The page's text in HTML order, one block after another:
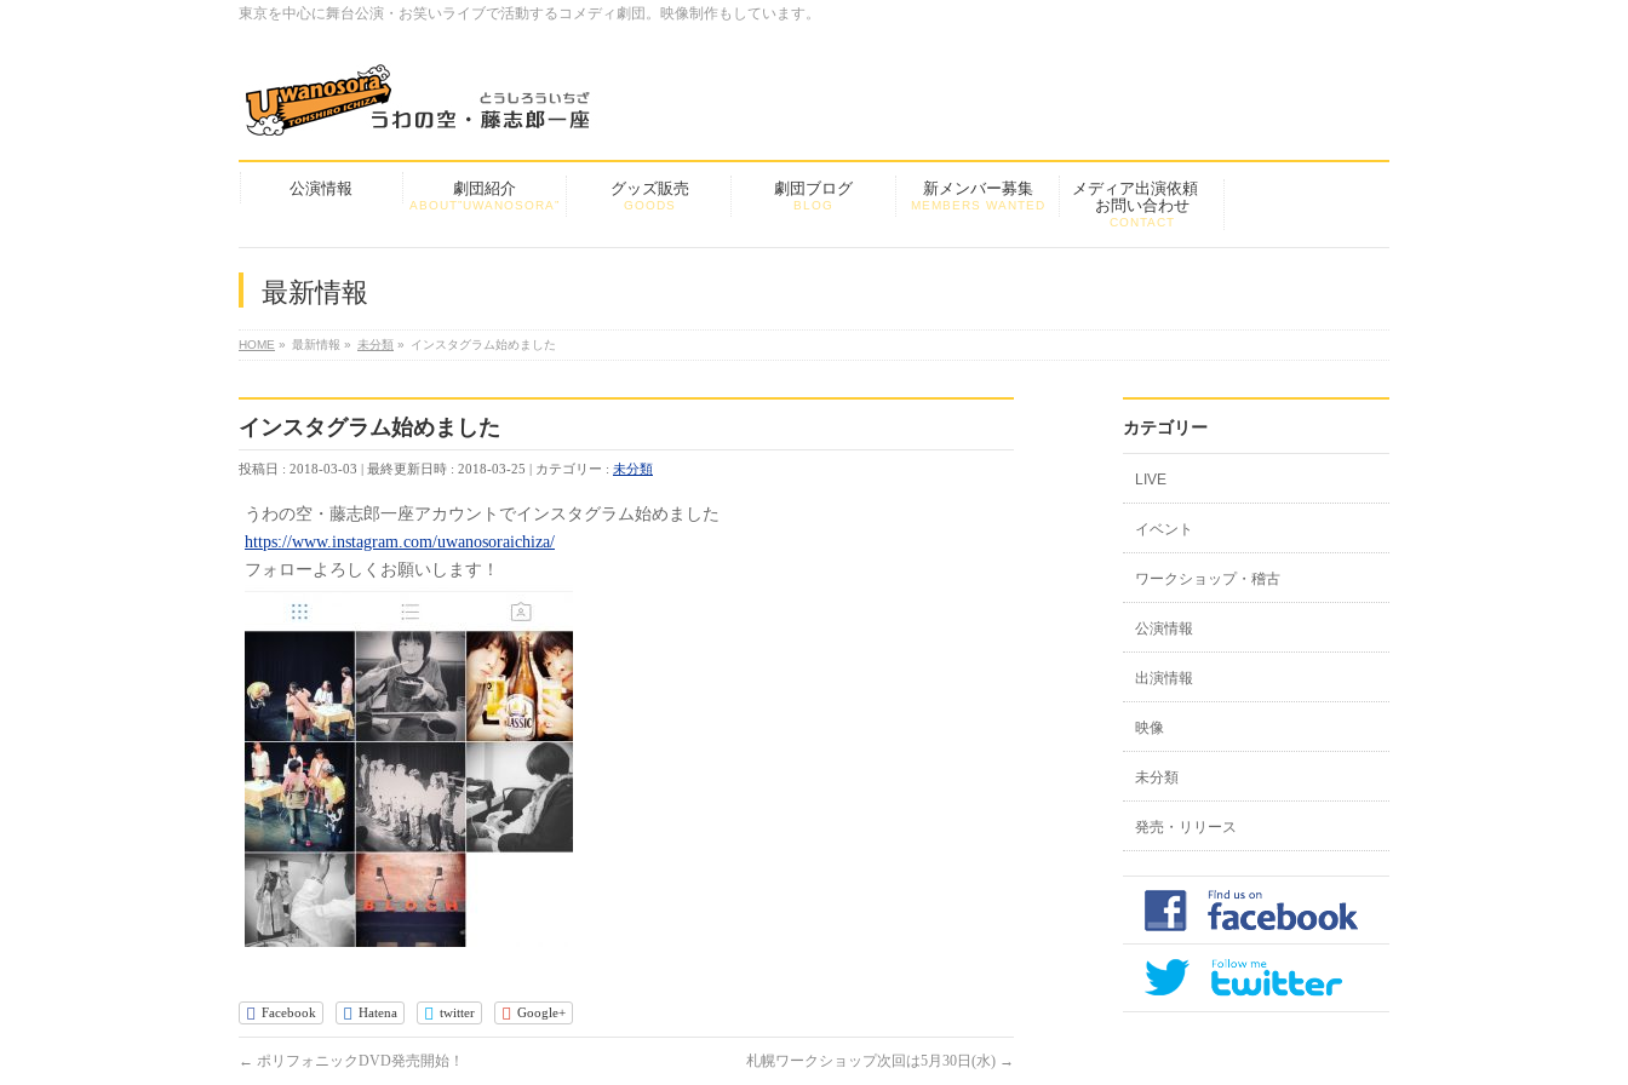
東京を中心に舞台公演・お笑いライブで活動するコメディ劇団。映像制作もしています。
公演情報 劇団紹介
ABOUT”UWANOSORA”
グッズ販売
GOODS
劇団ブログ
BLOG
新メンバー募集
MEMBERS WANTED
メディア出演依頼
お問い合わせ
CONTACT
最新情報
HOME » 最新情報 » 未分類 » インスタグラム始めました
インスタグラム始めました
投稿日 : 2018-03-03 最終更新日時 : 2018-03-25 カテゴリー : 未分類
うわの空・藤志郎一座アカウントでインスタグラム始めました
https://www.instagram.com/uwanosoraichiza/
フォローよろしくお願いします！
Facebook Hatena twitter Google+
← ポリフォニックDVD発売開始！ 札幌ワークショップ次回は5月30日(水) →
カテゴリー
LIVE
イベント
ワークショップ・稽古
公演情報
出演情報
映像
未分類
発売・リリース